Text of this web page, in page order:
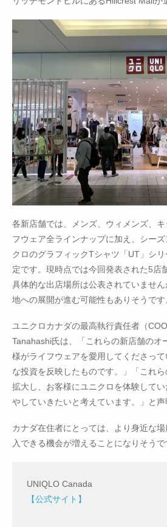
各新店舗では、メンズ、ウィメンズ、
フウェア全ラインナップに加え、シー
クロのグラフィックTシャツ「UT」シ
定です。現時点では今回発表された5店
具体的な出店場所は公表されていませ
地への展開が進む可能性もありそうです
ユニクロカナダの最高執行責任者（
Tanahashi氏は、「これらの新店舗のオ
様がライフウェアを愛用してくださっ
な投資を反映したものです。」「これ
拡大し、お客様にユニクロを体験して
やしていきたいと考えています。」と声
カナダ在住者にとっては、より身近な
入できる機会が増えることになりそうで
UNIQLO Canada
【公式サイト】